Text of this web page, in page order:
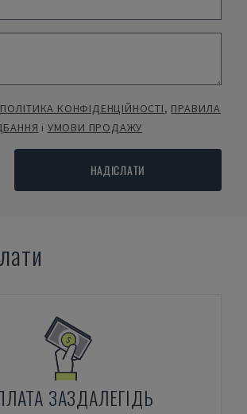
ПОЛІТИКА КОНФІДЕНЦІЙНОСТІ, ПРАВИЛА
і УМОВИ ПРОДАЖУ
НАДІСЛАТИ
ЗАЗДАЛЕГІДЬ